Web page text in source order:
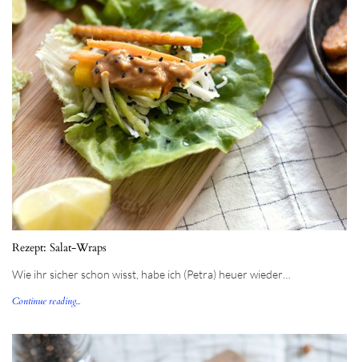
Rezept: Salat-Wraps
Wie ihr sicher schon wisst, habe ich (Petra) heuer wieder…
Continue reading...